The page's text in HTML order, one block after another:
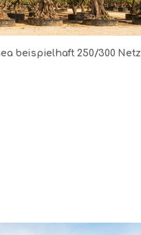
beispielhaft 250/300 Netz